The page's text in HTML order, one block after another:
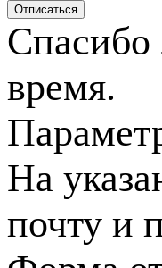
время.
На
почту и